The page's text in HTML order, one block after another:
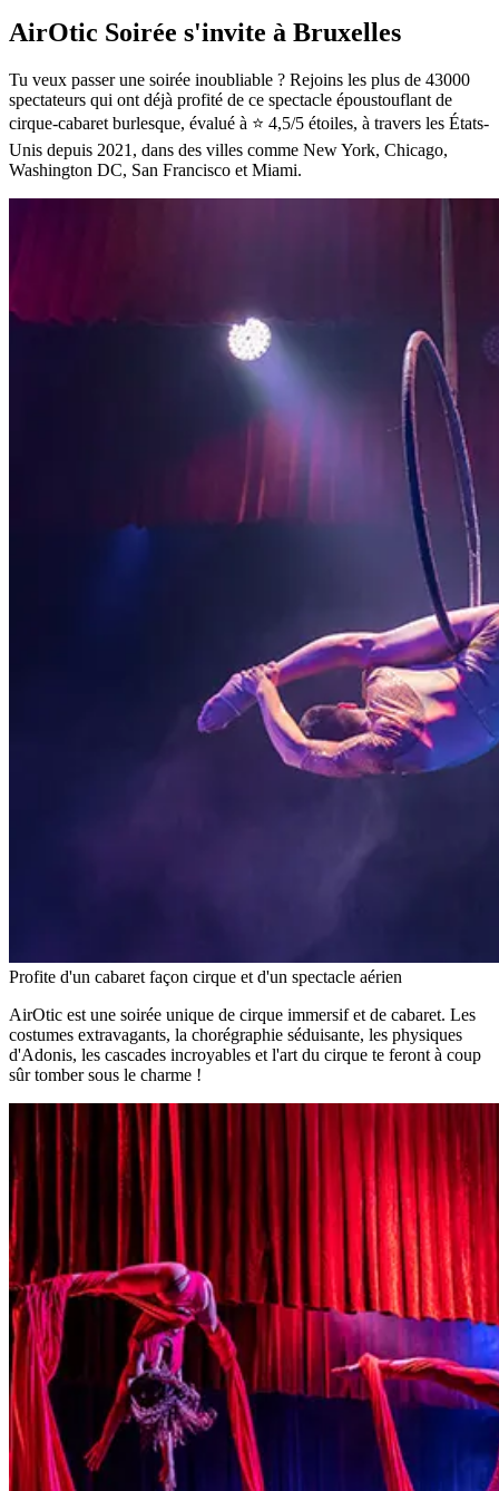
AirOtic Soirée s'invite à Bruxelles
Tu veux passer une soirée inoubliable ? Rejoins les plus de 43000
spectateurs qui ont déjà profité de ce spectacle époustouflant de
cirque-cabaret burlesque, évalué à ⭐ 4,5/5 étoiles, à travers les États-
Unis depuis 2021, dans des villes comme New York, Chicago,
Washington DC, San Francisco et Miami.
Profite d'un cabaret façon cirque et d'un spectacle aérien
AirOtic est une soirée unique de cirque immersif et de cabaret. Les
costumes extravagants, la chorégraphie séduisante, les physiques
d'Adonis, les cascades incroyables et l'art du cirque te feront à coup
sûr tomber sous le charme !